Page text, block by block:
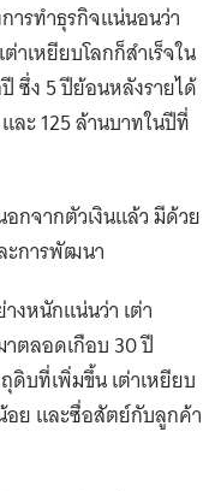
ารทำธุรกิจแน่นอนว่า
าเหยียบโลกก็สำเร็จใน
ซึ่ง 5 ปีย้อนหลังรายได้
ละ 125 ล้านบาทในปีที่
กจากตัวเงินแล้ว มีด้วย
ะการพัฒนา
งหนักแน่นว่า เต่า
ตลอดเกือบ 30 ปี
ดิบที่เพิ่มขึ้น เต่าเหยียบ
ย และซื่อสัตย์กับลูกค้า